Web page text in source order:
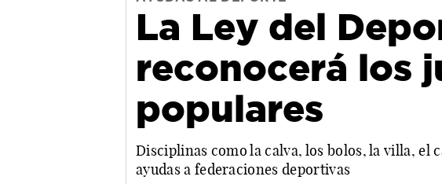
La Ley del
reconocerá los
populares
Disciplinas como la calva, los bolos, la villa, el
ayudas a federaciones deportivas